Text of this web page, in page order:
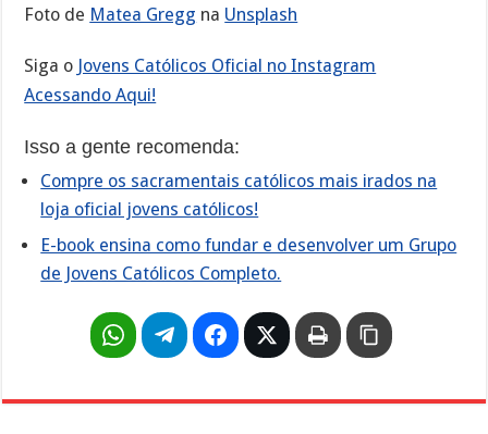
Foto de Matea Gregg na Unsplash
Siga o Jovens Católicos Oficial no Instagram
Acessando Aqui!
Isso a gente recomenda:
Compre os sacramentais católicos mais irados na
loja oficial jovens católicos!
E-book ensina como fundar e desenvolver um Grupo
de Jovens Católicos Completo.